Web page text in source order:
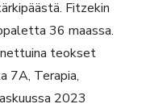
Fitzekin
36 maassa.
teokset
7A, Terapia,
2023